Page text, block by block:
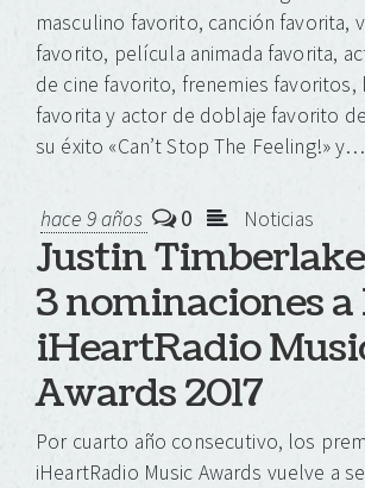
masculino favorito, canción favorita,
favorito, película animada favorita,
de cine favorito, frenemies favoritos,
favorita y actor de doblaje favorito
su éxito «Can’t Stop The Feeling!» y…
hace 9 años 0 Noticias
Justin
3 nominaciones a
iHeartRadio
Awards 2017
Por cuarto año consecutivo, los
iHeartRadio Music Awards vuelve a